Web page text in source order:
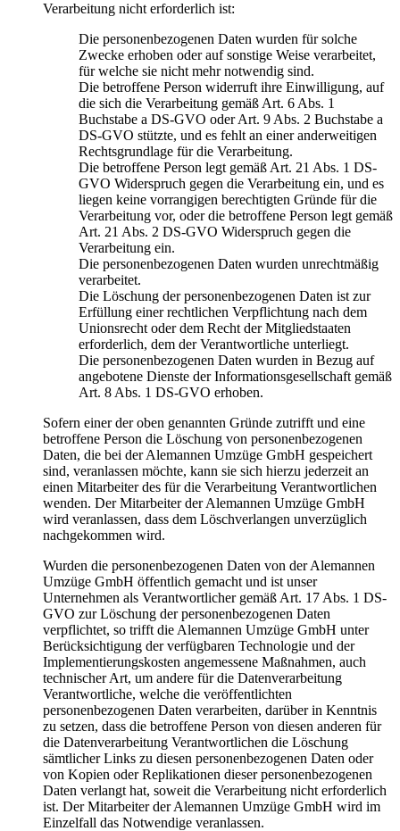
Verarbeitung nicht erforderlich ist:
Die personenbezogenen Daten wurden für solche
Zwecke erhoben oder auf sonstige Weise verarbeitet,
für welche sie nicht mehr notwendig sind.
Die betroffene Person widerruft ihre Einwilligung, auf
die sich die Verarbeitung gemäß Art. 6 Abs. 1
Buchstabe a DS-GVO oder Art. 9 Abs. 2 Buchstabe a
DS-GVO stützte, und es fehlt an einer anderweitigen
Rechtsgrundlage für die Verarbeitung.
Die betroffene Person legt gemäß Art. 21 Abs. 1 DS-
GVO Widerspruch gegen die Verarbeitung ein, und es
liegen keine vorrangigen berechtigten Gründe für die
Verarbeitung vor, oder die betroffene Person legt gemäß
Art. 21 Abs. 2 DS-GVO Widerspruch gegen die
Verarbeitung ein.
Die personenbezogenen Daten wurden unrechtmäßig
verarbeitet.
Die Löschung der personenbezogenen Daten ist zur
Erfüllung einer rechtlichen Verpflichtung nach dem
Unionsrecht oder dem Recht der Mitgliedstaaten
erforderlich, dem der Verantwortliche unterliegt.
Die personenbezogenen Daten wurden in Bezug auf
angebotene Dienste der Informationsgesellschaft gemäß
Art. 8 Abs. 1 DS-GVO erhoben.
Sofern einer der oben genannten Gründe zutrifft und eine
betroffene Person die Löschung von personenbezogenen
Daten, die bei der Alemannen Umzüge GmbH gespeichert
sind, veranlassen möchte, kann sie sich hierzu jederzeit an
einen Mitarbeiter des für die Verarbeitung Verantwortlichen
wenden. Der Mitarbeiter der Alemannen Umzüge GmbH
wird veranlassen, dass dem Löschverlangen unverzüglich
nachgekommen wird.
Wurden die personenbezogenen Daten von der Alemannen
Umzüge GmbH öffentlich gemacht und ist unser
Unternehmen als Verantwortlicher gemäß Art. 17 Abs. 1 DS-
GVO zur Löschung der personenbezogenen Daten
verpflichtet, so trifft die Alemannen Umzüge GmbH unter
Berücksichtigung der verfügbaren Technologie und der
Implementierungskosten angemessene Maßnahmen, auch
technischer Art, um andere für die Datenverarbeitung
Verantwortliche, welche die veröffentlichten
personenbezogenen Daten verarbeiten, darüber in Kenntnis
zu setzen, dass die betroffene Person von diesen anderen für
die Datenverarbeitung Verantwortlichen die Löschung
sämtlicher Links zu diesen personenbezogenen Daten oder
von Kopien oder Replikationen dieser personenbezogenen
Daten verlangt hat, soweit die Verarbeitung nicht erforderlich
ist. Der Mitarbeiter der Alemannen Umzüge GmbH wird im
Einzelfall das Notwendige veranlassen.